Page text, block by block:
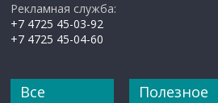
Рекламная служба:
+7 4725 45-03-92
+7 4725 45-04-60
Все
Полезное